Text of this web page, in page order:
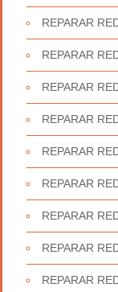
REPARAR
REPARAR
REPARAR
REPARAR
REPARAR
REPARAR
REPARAR
REPARAR
REPARAR